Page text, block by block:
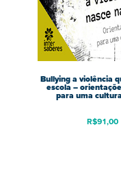
Bullying a violência
escola –
para uma
R$91,00